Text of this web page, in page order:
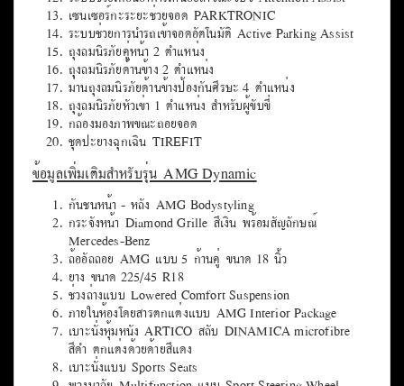
เซนเซอร์กะระยะช่วยจอด PARKTRONIC
ระบบช่วยการนำรถเข้าจอดอัตโนมัติ Active Parking Assist
ถุงลมนิรภัยคู่หน้า 2 ตำแหน่ง
ถุงลมนิรภัยด้านข้าง 2 ตำแหน่ง
ม่านถุงลมนิรภัยด้านข้างป้องกันศีรษะ 4 ตำแหน่ง
ถุงลมนิรภัยหัวเข่า 1 ตำแหน่ง สำหรับผู้ขับขี่
กล้องมองภาพขณะถอยจอด
ชุดปะยางฉุกเฉิน TIREFIT
ข้อมูลเพิ่มเติมสำหรับรุ่น AMG Dynamic
กันชนหน้า - หลัง AMG Bodystyling
กระจังหน้า Diamond Grille สีเงิน พร้อมสัญลักษณ์
Mercedes-Benz
ล้ออัลลอย AMG แบบ 5 ก้านคู่ ขนาด 18 นิ้ว
ยาง ขนาด 225/45 R18
ช่วงล่างแบบ Lowered Comfort Suspension
ภายในห้องโดยสารตกแต่งแบบ AMG Interior Package
เบาะนั่งหุ้มหนัง ARTICO สลับ DINAMICA microfibre
สีดำ ตกแต่งด้วยด้ายสีแดง
เบาะนั่งแบบ Sports Seats